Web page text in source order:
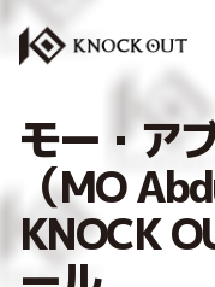
モー・ア
（MO
KNOCK